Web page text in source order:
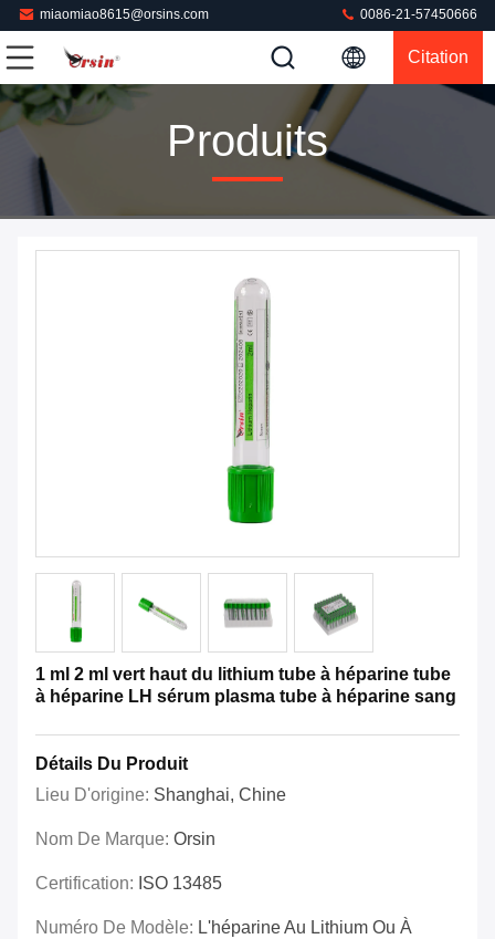
miaomiao8615@orsins.com 0086-21-57450666
Citation
Produits
1 ml 2 ml vert haut du lithium tube à héparine tube
à héparine LH sérum plasma tube à héparine sang
Détails Du Produit
Lieu D'origine: Shanghai, Chine
Nom De Marque: Orsin
Certification: ISO 13485
Numéro De Modèle: L'héparine Au Lithium Ou À